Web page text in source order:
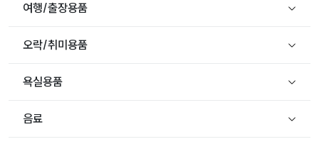
여행/출장용품
오락/취미용품
욕실용품
음료